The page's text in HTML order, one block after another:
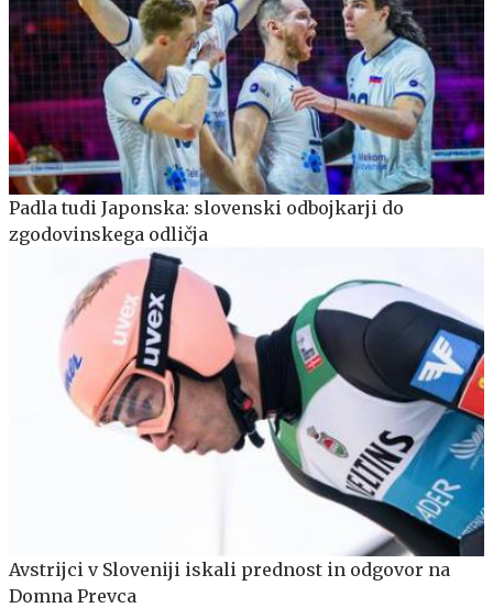
Padla tudi Japonska: slovenski odbojkarji do
zgodovinskega odličja
Avstrijci v Sloveniji iskali prednost in odgovor na
Domna Prevca